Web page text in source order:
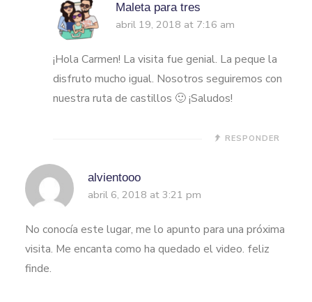
Maleta para tres
abril 19, 2018 at 7:16 am
¡Hola Carmen! La visita fue genial. La peque la
disfruto mucho igual. Nosotros seguiremos con
nuestra ruta de castillos 🙂 ¡Saludos!
RESPONDER
alvientooo
abril 6, 2018 at 3:21 pm
No conocía este lugar, me lo apunto para una próxima
visita. Me encanta como ha quedado el video. feliz
finde.